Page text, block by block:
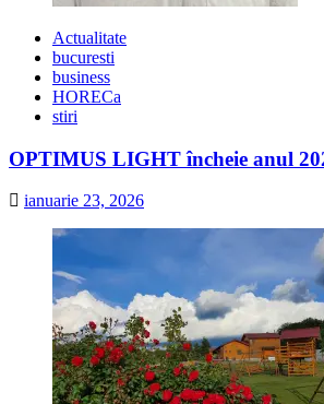
Actualitate
bucuresti
business
HORECa
stiri
OPTIMUS LIGHT încheie anul
ianuarie 23, 2026